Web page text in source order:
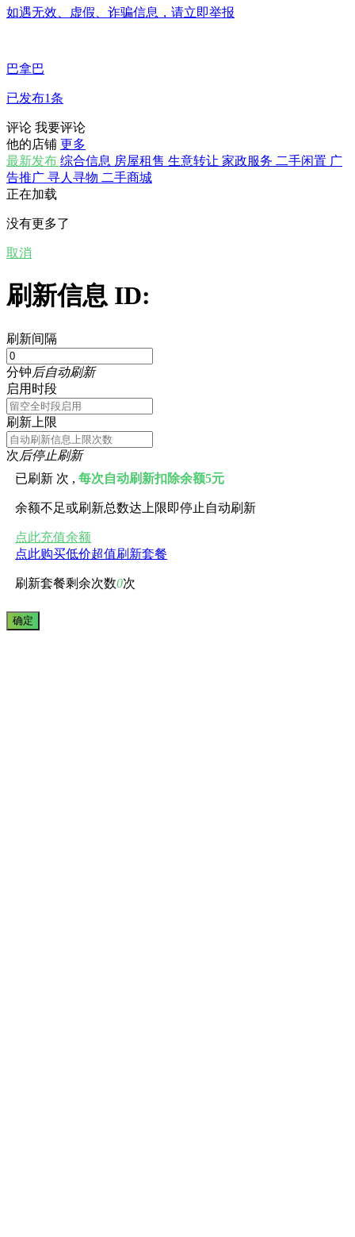
如遇无效、虚假、诈骗信息，请立即举报
巴拿巴
已发布1条
评论 我要评论
他的店铺 更多
最新发布 综合信息 房屋租售 生意转让 家政服务 二手闲置 广
告推广 寻人寻物 二手商城
正在加载
没有更多了
取消
刷新信息 ID:
刷新间隔
分钟后自动刷新
启用时段
刷新上限
次后停止刷新
已刷新 次 ,每次自动刷新扣除余额5元
余额不足或刷新总数达上限即停止自动刷新
点此充值余额
点此购买低价超值刷新套餐
刷新套餐剩余次数0次